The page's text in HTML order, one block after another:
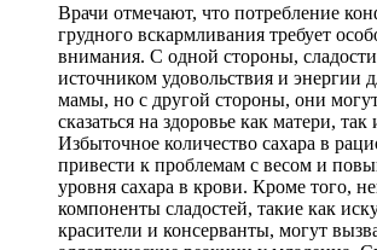
Врачи отмечают, что потребление
грудного вскармливания требует
внимания. С одной стороны, сладости
источником удовольствия и энергии
мамы, но с другой стороны, они
сказаться на здоровье как матери, так
Избыточное количество сахара в
привести к проблемам с весом и
уровня сахара в крови. Кроме того,
компоненты сладостей, такие как
красители и консерванты, могут